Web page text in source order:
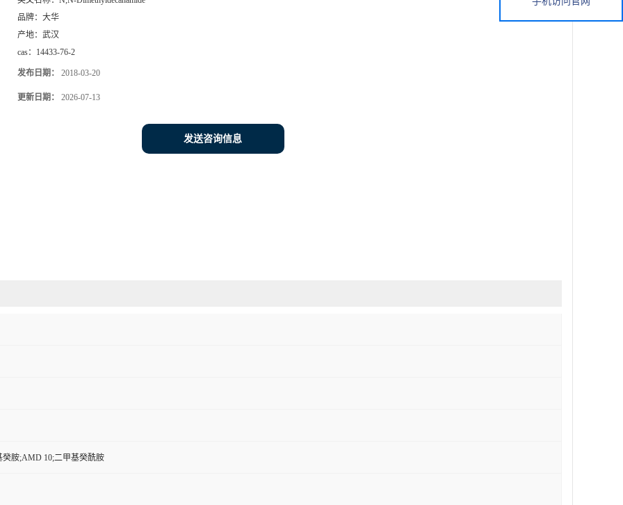
品牌： 大华
产地： 武汉
cas： 14433-76-2
发布日期： 2018-03-20
更新日期： 2026-07-13
发送咨询信息
癸胺;AMD 10;二甲基癸酰胺